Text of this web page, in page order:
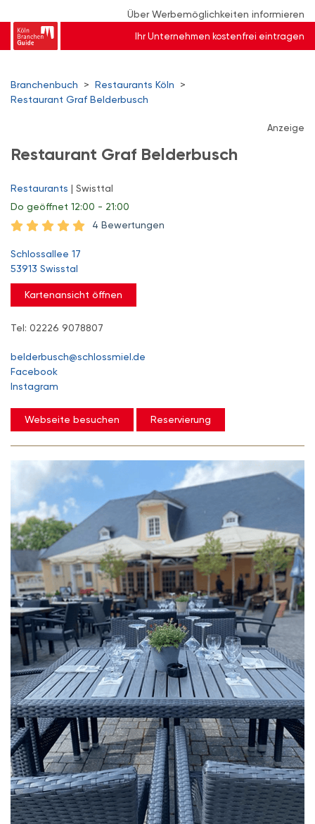
Über Werbemöglichkeiten informieren
Ihr Unternehmen kostenfrei eintragen
Branchenbuch > Restaurants Köln
>
Restaurant Graf Belderbusch
Anzeige
Restaurant Graf Belderbusch
Restaurants | Swisttal
Do geöffnet 12:00 - 21:00
4 Bewertungen
Schlossallee 17
53913 Swisstal
Kartenansicht öffnen
Tel: 02226 9078807
belderbusch@schlossmiel.de
Facebook
Instagram
Webseite besuchen Reservierung